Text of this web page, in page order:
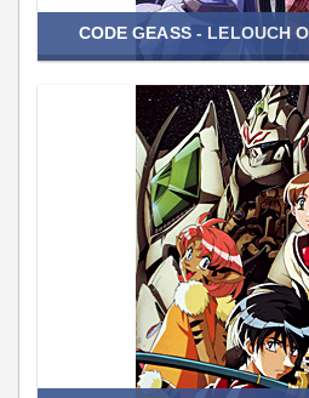
CODE GEASS - LELOUCH